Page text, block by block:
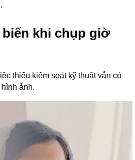
biến khi chụp giờ
thiếu kiểm soát kỹ thuật vẫn có
ảnh.